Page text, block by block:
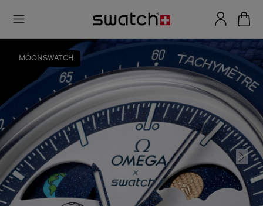
MOONSWATCH